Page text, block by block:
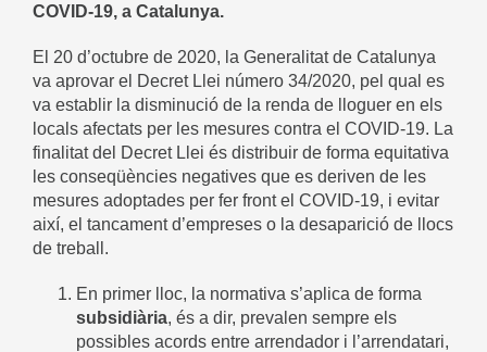
COVID-19, a Catalunya.
El 20 d’octubre de 2020, la Generalitat de Catalunya
va aprovar el Decret Llei número 34/2020, pel qual es
va establir la disminució de la renda de lloguer en els
locals afectats per les mesures contra el COVID-19. La
finalitat del Decret Llei és distribuir de forma equitativa
les conseqüències negatives que es deriven de les
mesures adoptades per fer front el COVID-19, i evitar
així, el tancament d’empreses o la desaparició de llocs
de treball.
En primer lloc, la normativa s’aplica de forma
subsidiària, és a dir, prevalen sempre els
possibles acords entre arrendador i l’arrendatari,